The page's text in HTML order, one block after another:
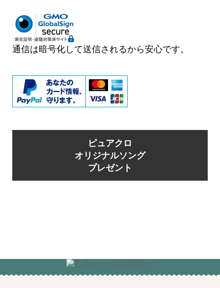
通信は暗号化して送信されるから安心です。
ピュアクロ
オリジナルソング
プレゼント